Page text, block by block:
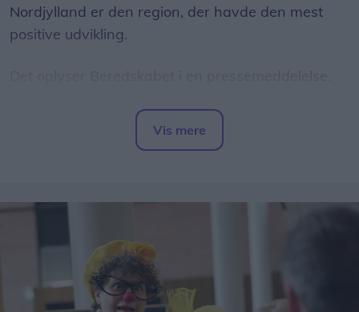
Nordjylland er den region, der havde den mest
positive udvikling.
Den gennemsnitlige afgangstid faldt fra 3
minutter og 36 sekunder i 2024 til 3 minutter og
Samtidig steg andelen af udrykninger, hvor det
minut, fra 18 til 20 procent.
Andelen af udrykninger inden for fem minutter
Vis mere